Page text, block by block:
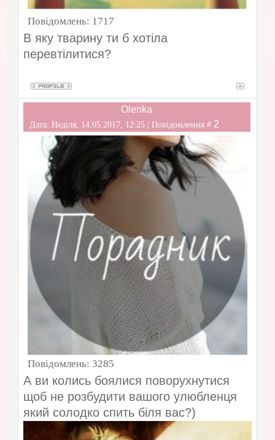
Повідомлень: 1717
В яку тварину ти б хотіла
перевтілитися?
Olenka
Дата: Неділя, 14.05.2017, 12:25 | Повідомлення # 2
Повідомлень: 3285
А ви колись боялися поворухнутися
щоб не розбудити вашого улюбленця
який солодко спить біля вас?)